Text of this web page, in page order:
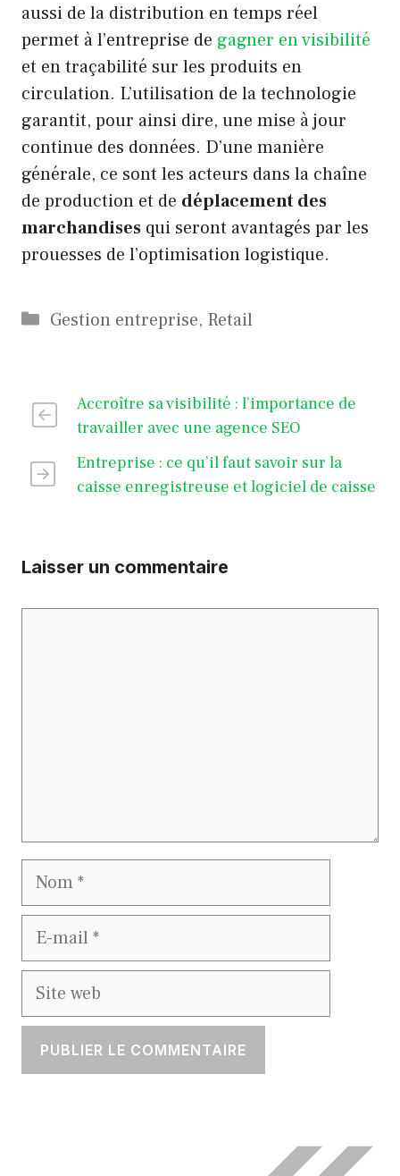
aussi de la distribution en temps réel
permet à l’entreprise de gagner en visibilité
et en traçabilité sur les produits en
circulation. L’utilisation de la technologie
garantit, pour ainsi dire, une mise à jour
continue des données. D’une manière
générale, ce sont les acteurs dans la chaîne
de production et de déplacement des
marchandises qui seront avantagés par les
prouesses de l’optimisation logistique.
Catégories
Gestion entreprise, Retail
Accroître sa visibilité : l’importance de
travailler avec une agence SEO
Entreprise : ce qu’il faut savoir sur la
caisse enregistreuse et logiciel de caisse
Laisser un commentaire
Nom
E-
Site